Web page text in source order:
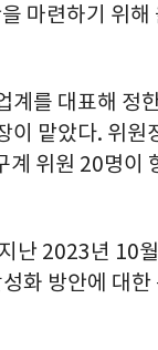
마련하기 위해
계를 대표해 정
이 맡았다. 위원
계 위원 20명이
난 2023년 10
화 방안에 대